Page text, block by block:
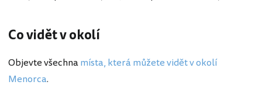
Co vidět v okolí
Objevte všechnamísta, která můžete vidět v okolí
Menorca.